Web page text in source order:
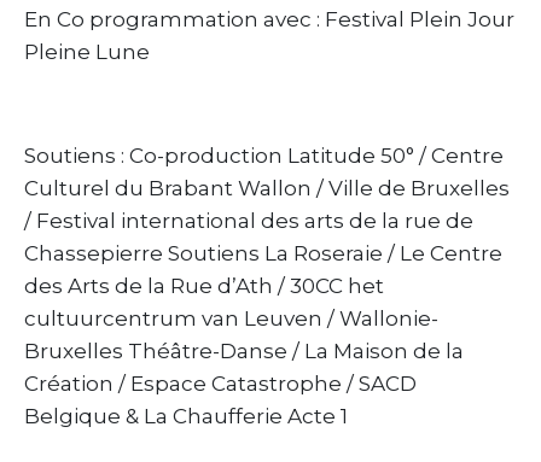
En Co programmation avec : Festival Plein Jour
Pleine Lune
Soutiens : Co-production Latitude 50° / Centre
Culturel du Brabant Wallon / Ville de Bruxelles
/ Festival international des arts de la rue de
Chassepierre Soutiens La Roseraie / Le Centre
des Arts de la Rue d’Ath / 30CC het
cultuurcentrum van Leuven / Wallonie-
Bruxelles Théâtre-Danse / La Maison de la
Création / Espace Catastrophe / SACD
Belgique & La Chaufferie Acte 1